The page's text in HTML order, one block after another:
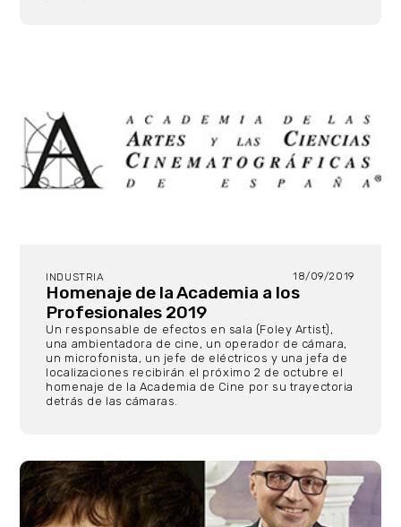
INDUSTRIA 18/09/2019
Homenaje de la Academia a los
Profesionales 2019
Un responsable de efectos en sala (Foley Artist),
una ambientadora de cine, un operador de cámara,
un microfonista, un jefe de eléctricos y una jefa de
localizaciones recibirán el próximo 2 de octubre el
homenaje de la Academia de Cine por su trayectoria
detrás de las cámaras.